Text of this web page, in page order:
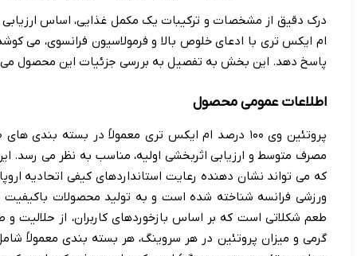
ام ایکس تری با ادعای خلوص بالا و فرمولاسیون فرانسوی، می
پاسخ دهد. این بخش به تفصیل به بررسی جزئیات این محصول می
اطلاعات عمومی محصول
مصرف متوسط و ارزیابی اثربخشی اولیه، مناسب به نظر می
ورزشی فرانسه شناخته شده است و به تولید محصولات